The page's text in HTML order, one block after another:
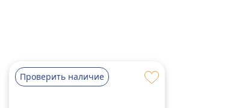
Проверить наличие